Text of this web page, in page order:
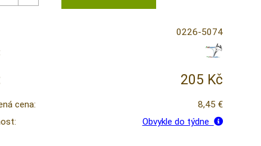
0226-5074
205 Kč
cena:
8,45 €
Obvykle do týdne